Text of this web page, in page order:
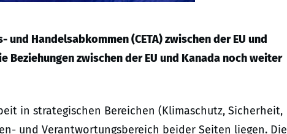
Handelsabkommen (CETA) zwischen der EU und
Beziehungen zwischen der EU und Kanada noch weiter
in strategischen Bereichen (Klimaschutz, Sicherheit,
und Verantwortungsbereich beider Seiten liegen. Die